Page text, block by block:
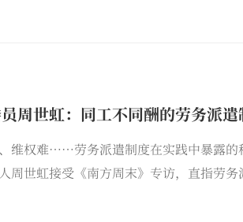
周世虹：同工不同酬的劳务派
维权难……劳务派遣制度在实践中暴露
周世虹接受《南方周末》专访，直指劳